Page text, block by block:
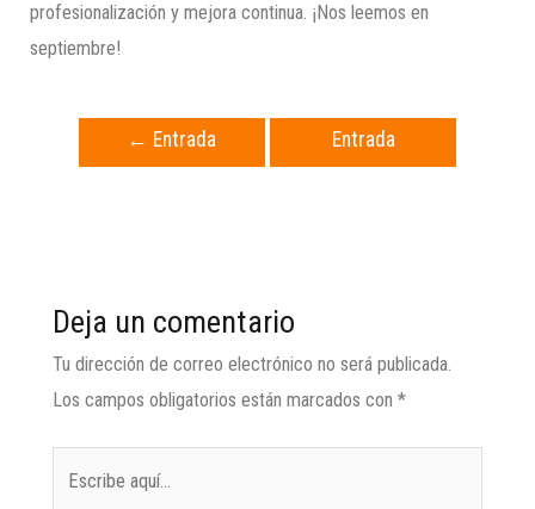
profesionalización y mejora continua. ¡Nos leemos en
septiembre!
← Entrada
Entrada
Deja un comentario
Tu dirección de correo electrónico no será publicada.
Los campos obligatorios están marcados con *